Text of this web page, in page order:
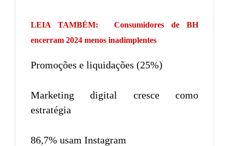
LEIA TAMBÉM:
Consumidores de BH
encerram 2024 menos inadimplentes
Promoções e liquidações (25%)
Marketing digital cresce como
estratégia
86,7% usam Instagram